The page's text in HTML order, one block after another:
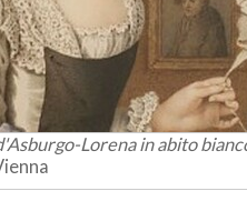
Lorena in abito